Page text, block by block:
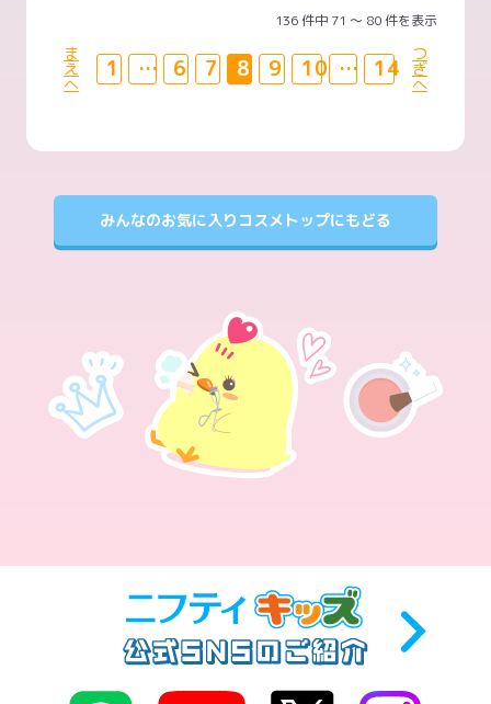
136 件中 71 〜 80 件を表示
ま
え
へ
1 … 6 7 8 9 10 … 14
つ
ぎ
へ
みんなのお気に入りコスメトップにもどる